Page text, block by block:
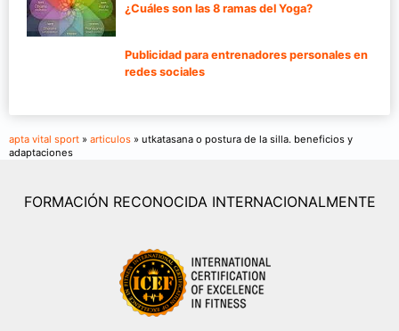
¿Cuáles son las 8 ramas del Yoga?
Publicidad para entrenadores personales en
redes sociales
apta vital sport » articulos » utkatasana o postura de la silla. beneficios y
adaptaciones
FORMACIÓN RECONOCIDA INTERNACIONALMENTE